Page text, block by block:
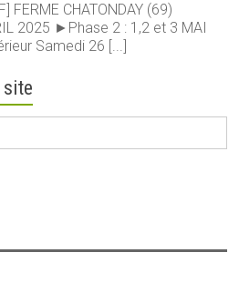
FERME CHATONDAY (69)
2025 ►Phase 2 : 1,2 et 3 MAI
Samedi 26 [...]
site